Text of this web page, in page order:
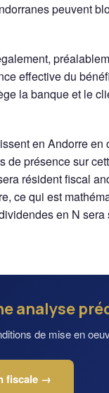
peuvent
effective du
la banque et le
en Andorre
présence sur
résident fiscal
ce qui est
en N
analyse
de mise en
fiscale →